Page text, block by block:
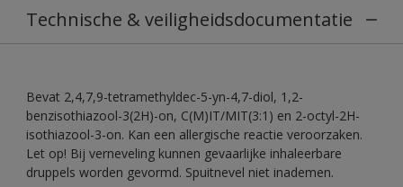
Technische & veiligheidsdocumentatie
Bevat 2,4,7,9-tetramethyldec-5-yn-4,7-diol, 1,2-
benzisothiazool-3(2H)-on, C(M)IT/MIT(3:1) en 2-octyl-2H-
isothiazool-3-on. Kan een allergische reactie veroorzaken.
Let op! Bij verneveling kunnen gevaarlijke inhaleerbare
druppels worden gevormd. Spuitnevel niet inademen.